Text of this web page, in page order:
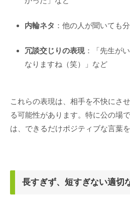
内輪ネタ ：他の人が聞いても
冗談交じりの表現：「先生が
なりますね（笑）」など
これらの表現は、相手を不快にさ
る可能性があります。特に公の場
は、できるだけポジティブな言葉
長すぎず、短すぎない適切